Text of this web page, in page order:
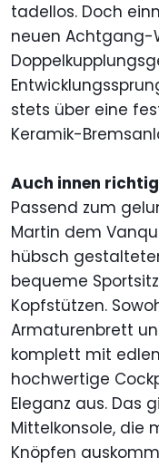
tadellos. Doch
neuen Achtgang-
stets über eine
Keramik-
Auch innen
Passend zum
Martin dem
hübsch
bequeme
Kopfstützen.
Armaturenbrett
komplett mit
hochwertige
Eleganz aus. Das
Mittelkonsole, die
Knöpfen